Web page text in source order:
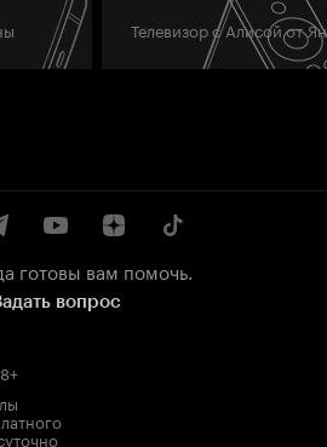
Телевизор с Алисой от
готовы вам помочь.
вопрос